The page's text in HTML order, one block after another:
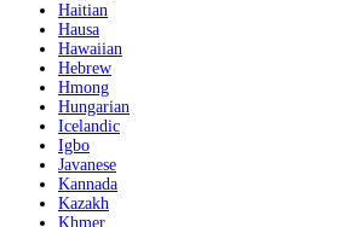
Haitian
Hausa
Hawaiian
Hebrew
Hmong
Hungarian
Icelandic
Igbo
Javanese
Kannada
Kazakh
Khmer